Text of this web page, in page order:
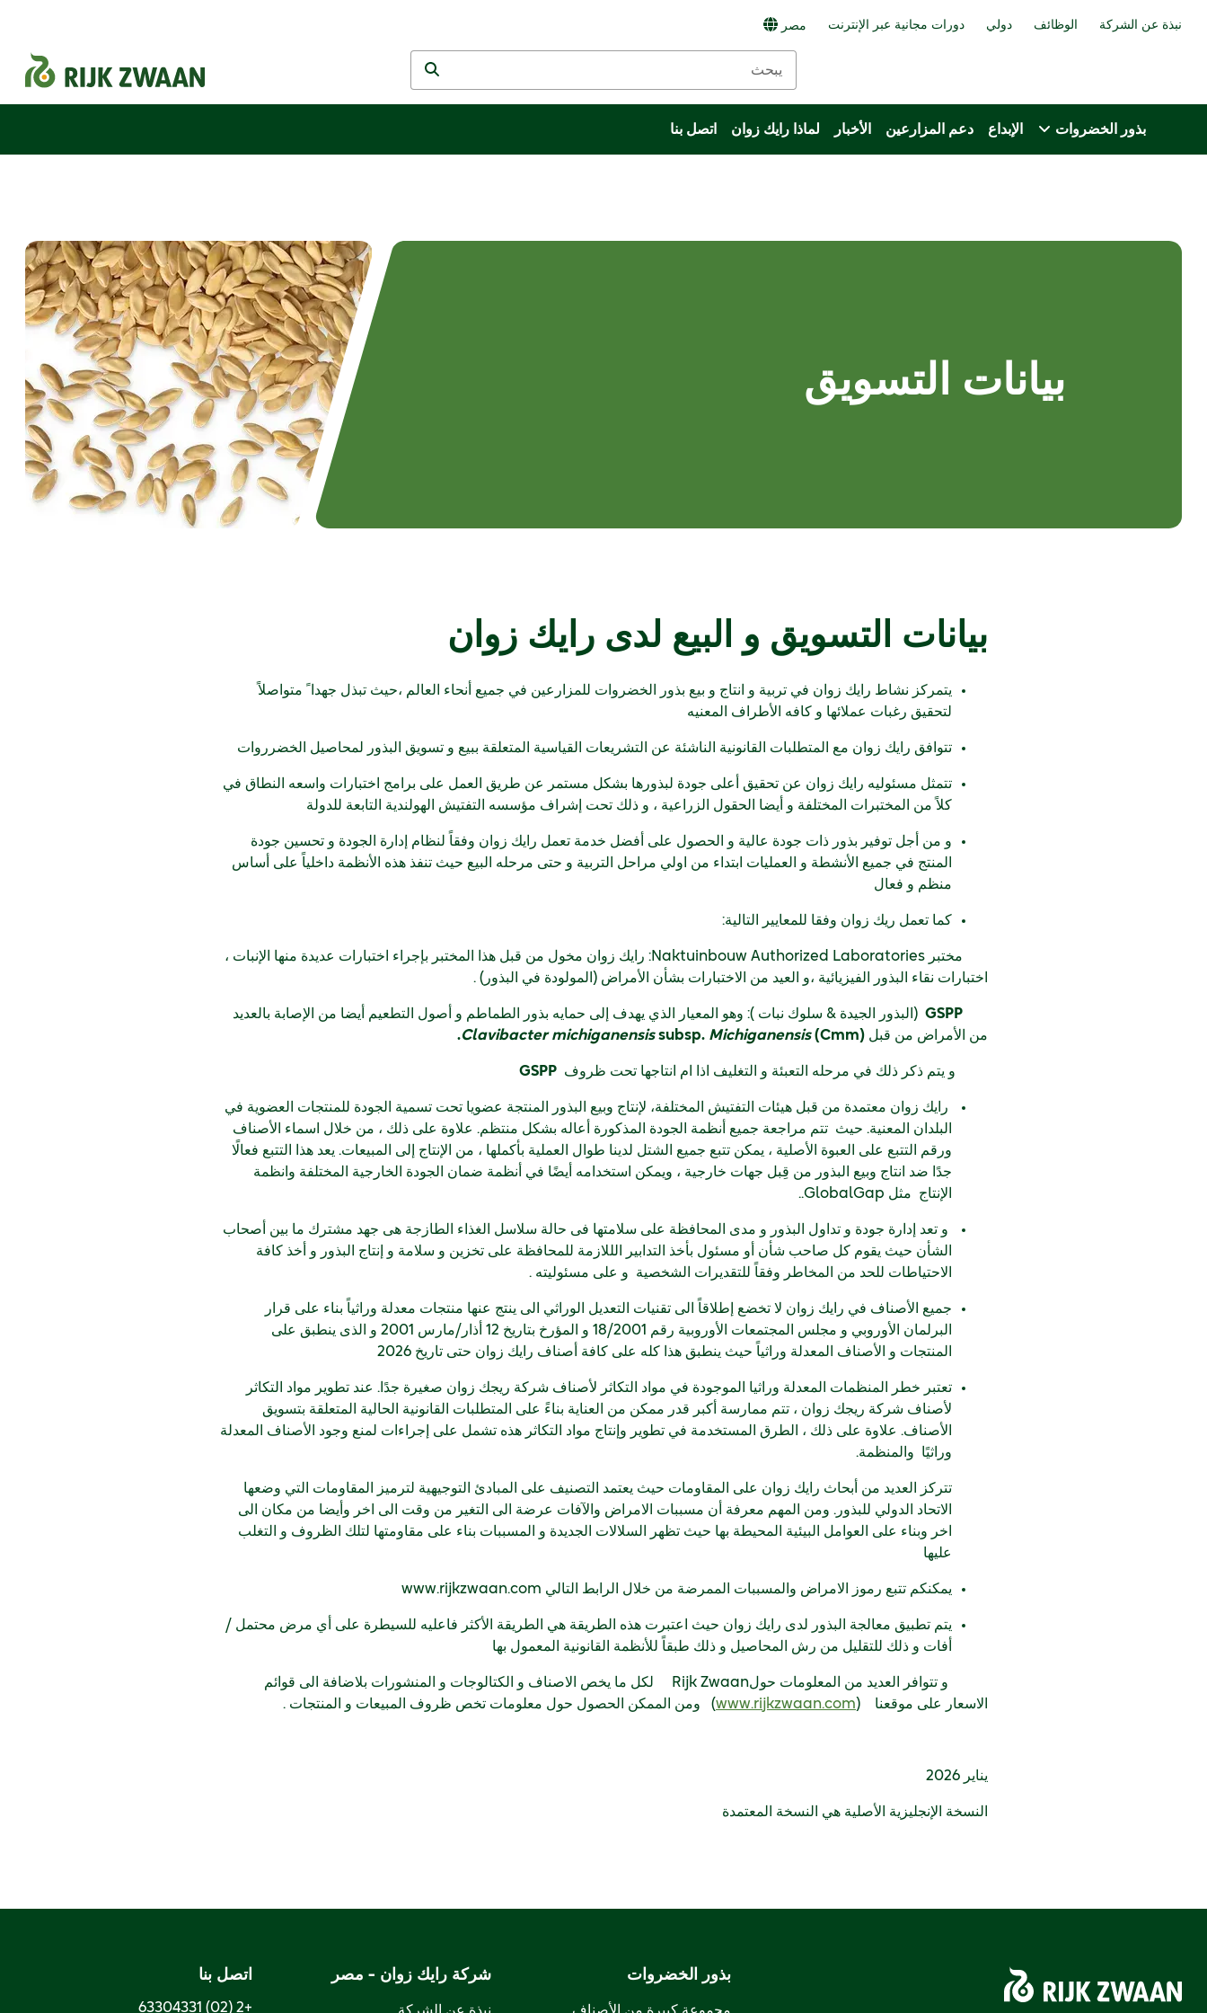
نبذة عن الشركة الوظائف دولي دورات مجانية عبر الإنترنت مصر
بذور الخضروات الإبداع دعم المزارعين الأخبار لماذا رايك زوان اتصل بنا
بيانات التسويق
بيانات التسويق و البيع لدى رايك زوان
يتمركز نشاط رايك زوان في تربية و انتاج و بيع بذور الخضروات للمزارعين في جميع أنحاء العالم ،حيث تبذل جهدا ً متواصلاً
لتحقيق رغبات عملائها و كافه الأطراف المعنيه
تتوافق رايك زوان مع المتطلبات القانونية الناشئة عن التشريعات القياسية المتعلقة ببيع و تسويق البذور لمحاصيل الخضرروات
تتمثل مسئوليه رايك زوان عن تحقيق أعلى جودة لبذورها بشكل مستمر عن طريق العمل على برامج اختبارات واسعه النطاق في
كلاً من المختبرات المختلفة و أيضا الحقول الزراعية ، و ذلك تحت إشراف مؤسسه التفتيش الهولندية التابعة للدولة
و من أجل توفير بذور ذات جودة عالية و الحصول على أفضل خدمة تعمل رايك زوان وفقاً لنظام إدارة الجودة و تحسين جودة
المنتج في جميع الأنشطة و العمليات ابتداء من اولي مراحل التربية و حتى مرحله البيع حيث تنفذ هذه الأنظمة داخلياً على أساس
منظم و فعال
كما تعمل ريك زوان وفقا للمعايير التالية:
مختبر Naktuinbouw Authorized Laboratories: رايك زوان مخول من قبل هذا المختبر بإجراء اختبارات عديدة منها الإنبات ،
اختبارات نقاء البذور الفيزيائية ،و العيد من الاختبارات بشأن الأمراض (المولودة في البذور) .
GSPP (البذور الجيدة & سلوك نبات ): وهو المعيار الذي يهدف إلى حمايه بذور الطماطم و أصول التطعيم أيضا من الإصابة بالعديد
من الأمراض من قبل
Clavibacter michiganensis subsp. Michiganensis (Cmm).
و يتم ذكر ذلك في مرحله التعبئة و التغليف اذا ام انتاجها تحت ظروف GSPP
رايك زوان معتمدة من قبل هيئات التفتيش المختلفة، لإنتاج وبيع البذور المنتجة عضويا تحت تسمية الجودة للمنتجات العضوية في
البلدان المعنية. حيث تتم مراجعة جميع أنظمة الجودة المذكورة أعاله بشكل منتظم. علاوة على ذلك ، من خلال اسماء الأصناف
ورقم التتبع على العبوة الأصلية ، يمكن تتبع جميع الشتل لدينا طوال العملية بأكملها ، من الإنتاج إلى المبيعات. يعد هذا التتبع فعالًا
جدًا ضد انتاج وبيع البذور من قِبل جهات خارجية ، ويمكن استخدامه أيضًا في أنظمة ضمان الجودة الخارجية المختلفة وانظمة
الإنتاج مثل GlobalGap..
و تعد إدارة جودة و تداول البذور و مدى المحافظة على سلامتها فى حالة سلاسل الغذاء الطازجة هى جهد مشترك ما بين أصحاب
الشأن حيث يقوم كل صاحب شأن أو مسئول بأخذ التدابير الللازمة للمحافظة على تخزين و سلامة و إنتاج البذور و أخذ كافة
الاحتياطات للحد من المخاطر وفقاً للتقديرات الشخصية و على مسئوليته .
جميع الأصناف في رايك زوان لا تخضع إطلاقاً الى تقنيات التعديل الوراثي الى ينتج عنها منتجات معدلة وراثياً بناء على قرار
البرلمان الأوروبي و مجلس المجتمعات الأوروبية رقم 18/2001 و المؤرخ بتاريخ 12 أذار/مارس 2001 و الذى ينطبق على
المنتجات و الأصناف المعدلة وراثياً حيث ينطبق هذا كله على كافة أصناف رايك زوان حتى تاريخ 2026
تعتبر خطر المنظمات المعدلة وراثيا الموجودة في مواد التكاثر لأصناف شركة ريجك زوان صغيرة جدًا. عند تطوير مواد التكاثر
لأصناف شركة ريجك زوان ، تتم ممارسة أكبر قدر ممكن من العناية بناءً على المتطلبات القانونية الحالية المتعلقة بتسويق
الأصناف. علاوة على ذلك ، الطرق المستخدمة في تطوير وإنتاج مواد التكاثر هذه تشمل على إجراءات لمنع وجود الأصناف المعدلة
وراثيًا والمنظمة.
تتركز العديد من أبحاث رايك زوان على المقاومات حيث يعتمد التصنيف على المبادئ التوجيهية لترميز المقاومات التي وضعها
الاتحاد الدولي للبذور. ومن المهم معرفة أن مسببات الامراض والآفات عرضة الى التغير من وقت الى اخر وأيضا من مكان الى
اخر وبناء على العوامل البيئية المحيطة بها حيث تظهر السلالات الجديدة و المسببات بناء على مقاومتها لتلك الظروف و التغلب
عليها
يمكنكم تتبع رموز الامراض والمسببات الممرضة من خلال الرابط التالي www.rijkzwaan.com
يتم تطبيق معالجة البذور لدى رايك زوان حيث اعتبرت هذه الطريقة هي الطريقة الأكثر فاعليه للسيطرة على أي مرض محتمل /
أفات و ذلك للتقليل من رش المحاصيل و ذلك طبقاً للأنظمة القانونية المعمول بها
و تتوافر العديد من المعلومات حولRijk Zwaan لكل ما يخص الاصناف و الكتالوجات و المنشورات بلاضافة الى قوائم
الاسعار على موقعنا (www.rijkzwaan.com) ومن الممكن الحصول حول معلومات تخص ظروف المبيعات و المنتجات .
يناير 2026
النسخة الإنجليزية الأصلية هي النسخة المعتمدة
بذور الخضروات شركة رايك زوان - مصر اتصل بنا
+2 (02) 63304331